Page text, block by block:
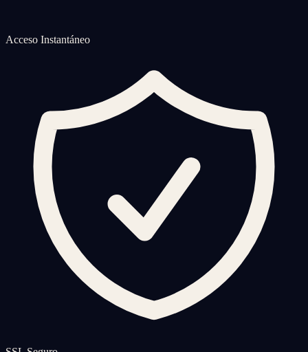
Acceso Instantáneo